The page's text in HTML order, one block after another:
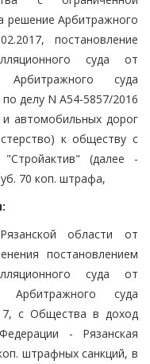
решение Арбитражного
постановление
суда от
суда
делу N А54-5857/2016
автомобильных дорог
к обществу с
"Стройактив" (далее -
70 коп. штрафа,
области от
постановлением
суда от
Арбитражного суда
с Общества в доход
- Рязанская
штрафных санкций, в